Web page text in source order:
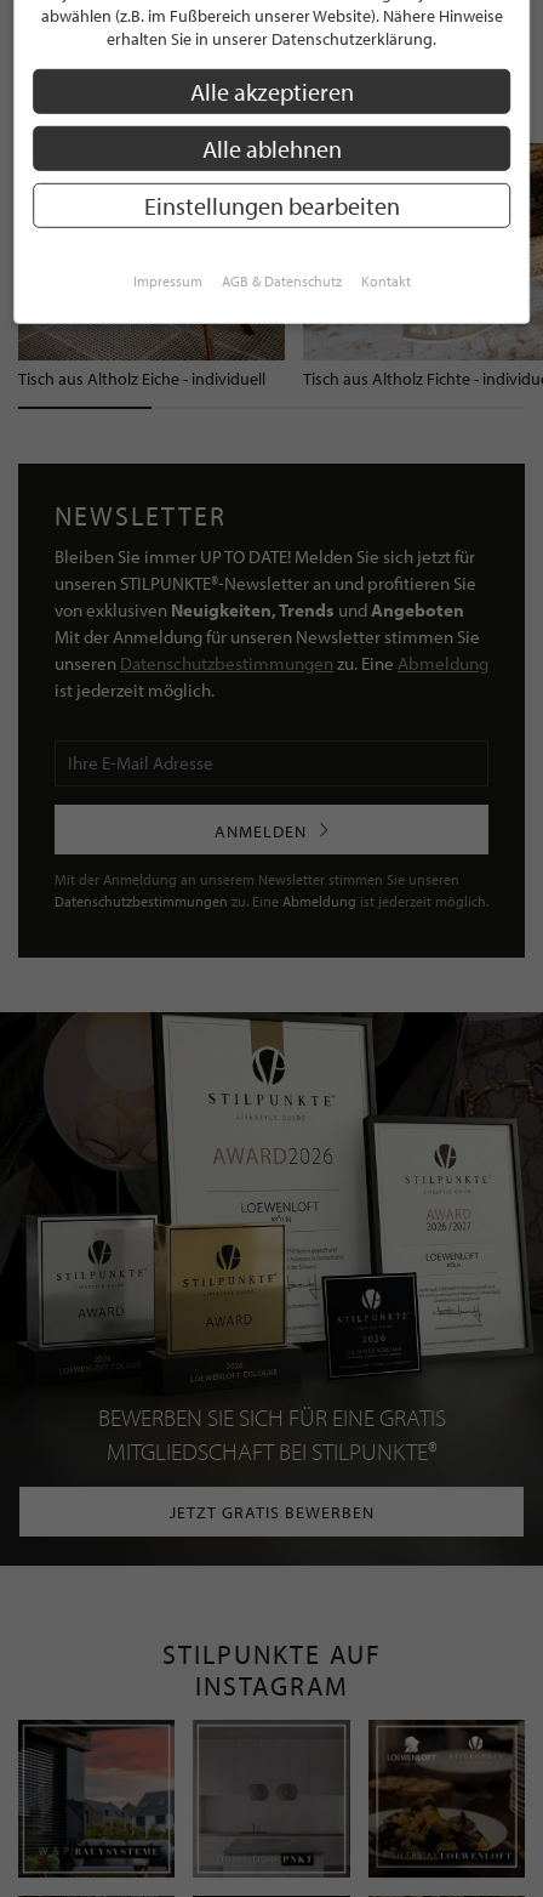
WEITERE INFORMATIONEN
ÄHNLICHE PRODUKTE
Tisch aus Altholz Eiche - individuell Tisch aus Altholz Fichte -
NEWSLETTER
Bleiben Sie immer UP TO DATE! Melden Sie sich jetzt für
unseren STILPUNKTE®-Newsletter an und profitieren Sie
von exklusiven Neuigkeiten, Trends undAngeboten
Mit der Anmeldung für unseren Newsletter stimmen Sie
unseren Datenschutzbestimmungen zu. Eine Abmeldung
ist jederzeit möglich.
ANMELDEN
Mit der Anmeldung an unserem Newsletter stimmen Sie unseren
Datenschutzbestimmungen zu. Eine Abmeldung ist jederzeit möglich.
BEWERBEN SIE SICH FÜR EINE GRATIS
MITGLIEDSCHAFT BEI STILPUNKTE®
JETZT GRATIS BEWERBEN
STILPUNKTE AUF
INSTAGRAM
abwählen (z.B. im Fußbereich unserer Website). Nähere Hinweise
erhalten Sie in unserer Datenschutzerklärung.
Alle akzeptieren
Alle ablehnen
Einstellungen bearbeiten
Impressum AGB & Datenschutz Kontakt